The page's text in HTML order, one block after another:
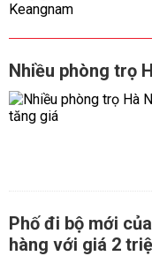
Nhiều phòng trọ
Phố đi bộ mới
hàng với giá 2